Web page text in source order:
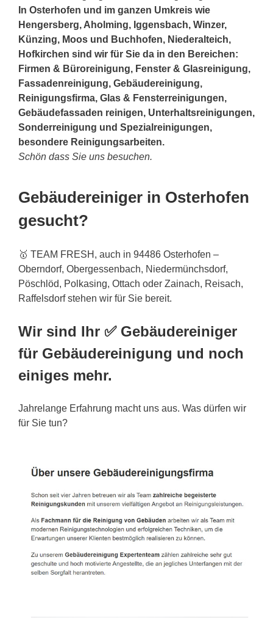
In Osterhofen und im ganzen Umkreis wie
Hengersberg, Aholming, Iggensbach, Winzer,
Künzing, Moos und Buchhofen, Niederalteich,
Hofkirchen sind wir für Sie da in den Bereichen:
Firmen & Büroreinigung, Fenster & Glasreinigung,
Fassadenreinigung, Gebäudereinigung,
Reinigungsfirma, Glas & Fensterreinigungen,
Gebäudefassaden reinigen, Unterhaltsreinigungen,
Sonderreinigung und Spezialreinigungen,
besondere Reinigungsarbeiten.
Schön dass Sie uns besuchen.
Gebäudereiniger in Osterhofen
gesucht?
🥇 TEAM FRESH, auch in 94486 Osterhofen –
Oberndorf, Obergessenbach, Niedermünchsdorf,
Pöschlöd, Polkasing, Ottach oder Zainach, Reisach,
Raffelsdorf stehen wir für Sie bereit.
Wir sind Ihr ✅ Gebäudereiniger
für Gebäudereinigung und noch
einiges mehr.
Jahrelange Erfahrung macht uns aus. Was dürfen wir
für Sie tun?